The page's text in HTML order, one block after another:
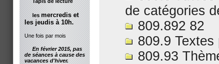
de catégories
809.892 82
809.9
809.93
lesmercredis et
les jeudis à 10h.
Une fois par mois
En février 2015, pas
de séances à cause des
vacances d'hiver.